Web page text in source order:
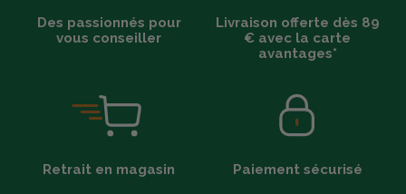
Des passionnés pour
vous conseiller
Livraison offerte dès 89
€ avec la carte
avantages*
Retrait en magasin Paiement sécurisé